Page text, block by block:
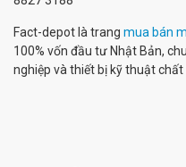
Fact-depot là trang mua bán
100% vốn đầu tư Nhật Bản,
nghiệp và thiết bị kỹ thuật chất